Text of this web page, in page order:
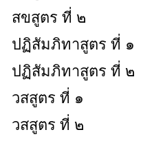
สขสูตร ที่ ๒
ปฏิสัมภิทาสูตร ที่ ๑
ปฏิสัมภิทาสูตร ที่ ๒
วสสูตร ที่ ๑
วสสูตร ที่ ๒